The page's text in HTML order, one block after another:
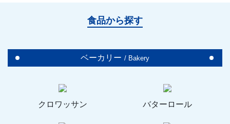
食品から探す
ベーカリー / Bakery
クロワッサン バターロール